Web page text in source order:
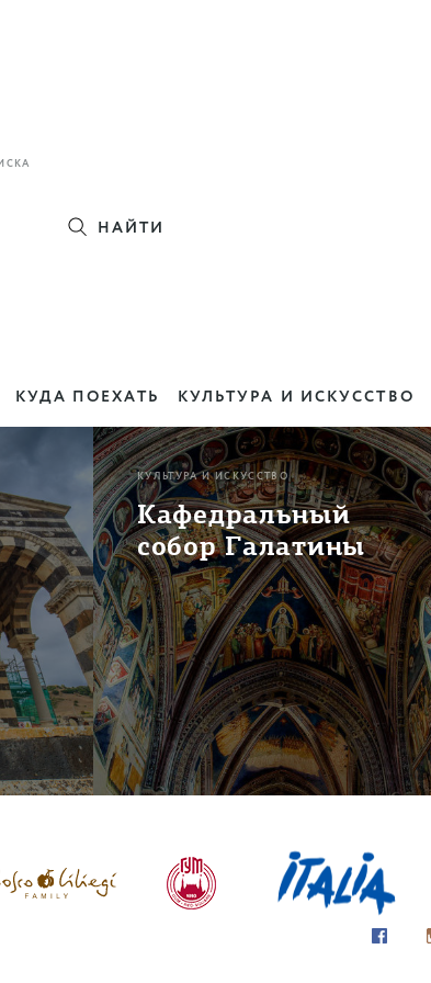
НАЙТИ
КУДА ПОЕХАТЬ КУЛЬТУРА И ИСКУССТВО
КУЛЬТУРА И ИСКУССТВО
Кафедральный
собор Галатины